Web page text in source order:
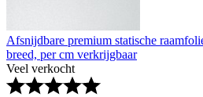
Afsnijdbare premium statische
breed, per cm verkrijgbaar
Veel verkocht